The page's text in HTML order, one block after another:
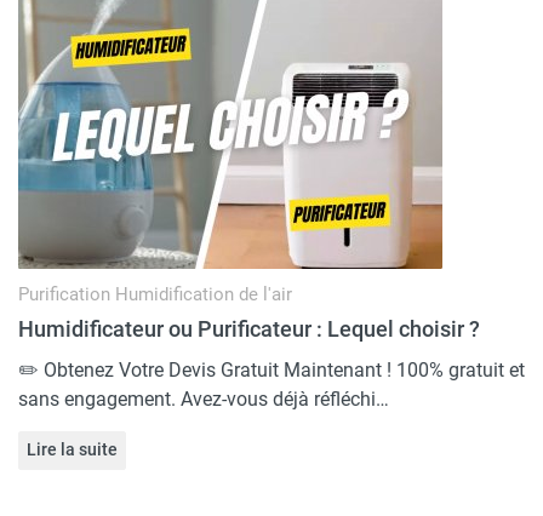
Purification Humidification de l'air
Humidificateur ou Purificateur : Lequel choisir ?
✏️ Obtenez Votre Devis Gratuit Maintenant ! 100% gratuit et
sans engagement. Avez-vous déjà réfléchi…
Lire la suite